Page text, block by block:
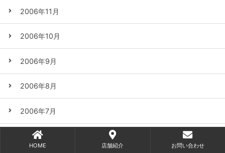
2006年11月
2006年10月
2006年9月
2006年8月
2006年7月
2006年6月
HOME 店舗紹介 お問い合わせ